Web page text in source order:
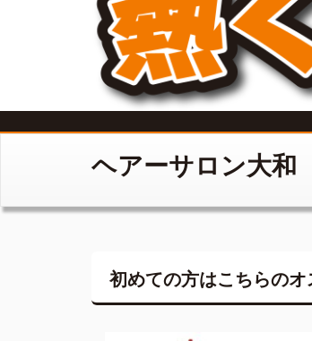
ヘアーサロン大和
初めての方はこちらの